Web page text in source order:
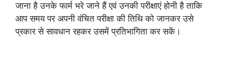
जाना है उनके फार्म भरे जाने हैं एवं उनकी परीक्षाएं होनी है ताकि
आप समय पर अपनी वंचित परीक्षा की तिथि को जानकर उसे
प्रकार से सावधान रहकर उसमें प्रतिभागिता कर सकें।